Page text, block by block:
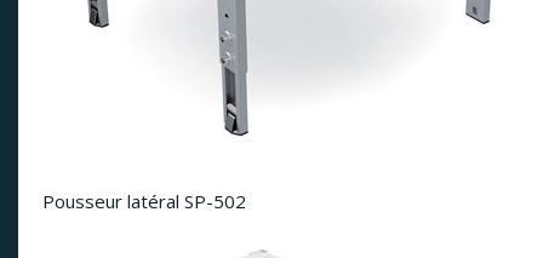
Pousseur latéral SP-502